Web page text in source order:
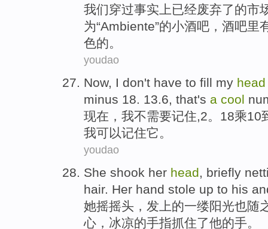
我们穿过事实上已经废弃了的市
为“Ambiente”的小酒吧 ，酒吧里
色的。
youdao
Now, I don't have to fill my head
minus 18. 13.6, that's a cool
现在 ， 我不需要记住,2。 18乘10
我可以记住它。
youdao
She shook her head , briefly
hair. Her hand stole up to his
她摇摇头 ， 发上的一缕阳光也随
心， 冰凉的手指抓住了他的手。